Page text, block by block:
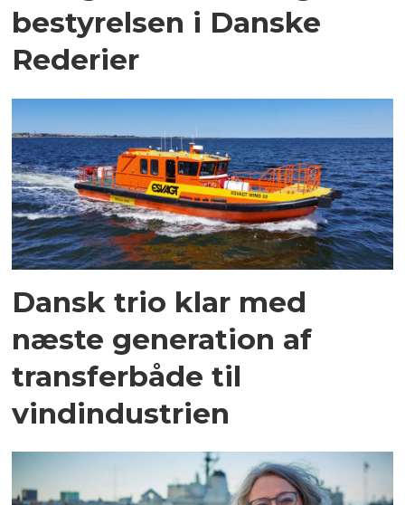
bestyrelsen i Danske
Rederier
Dansk trio klar med
næste generation af
transferbåde til
vindindustrien